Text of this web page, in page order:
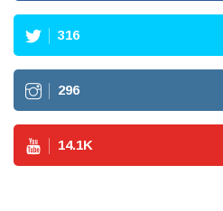
316
296
14.1K